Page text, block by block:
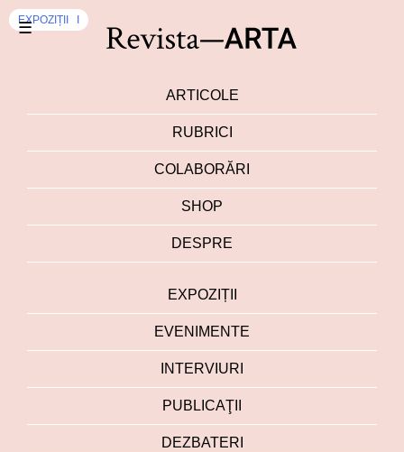
☰
ARTICOLE
RUBRICI
COLABORĂRI
SHOP
DESPRE
EXPOZIȚII
EVENIMENTE
INTERVIURI
PUBLICAŢII
DEZBATERI
INTERVIURI
EXPOZIȚII